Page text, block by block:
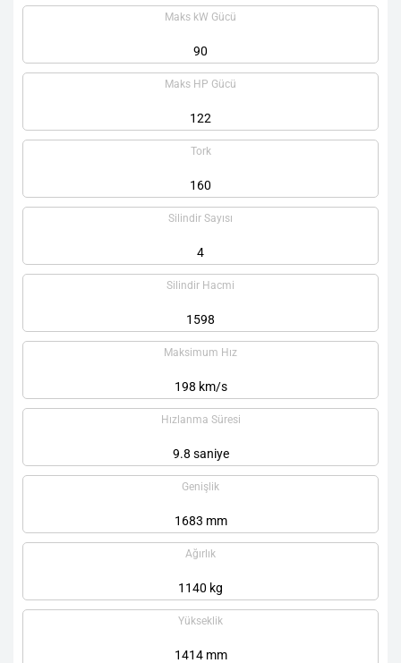
Maks kW Gücü
90
Maks HP Gücü
122
Tork
160
Silindir Sayısı
4
Silindir Hacmi
1598
Maksimum Hız
198 km/s
Hızlanma Süresi
9.8 saniye
Genişlik
1683 mm
Ağırlık
1140 kg
Yükseklik
1414 mm